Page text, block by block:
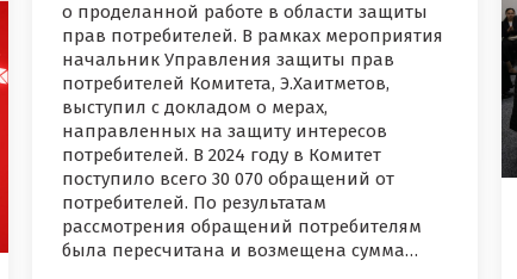
о проделанной работе в области защиты
прав потребителей. В рамках мероприятия
начальник Управления защиты прав
потребителей Комитета, Э.Хаитметов,
выступил с докладом о мерах,
направленных на защиту интересов
потребителей. В 2024 году в Комитет
поступило всего 30 070 обращений от
потребителей. По результатам
рассмотрения обращений потребителям
была пересчитана и возмещена сумма…